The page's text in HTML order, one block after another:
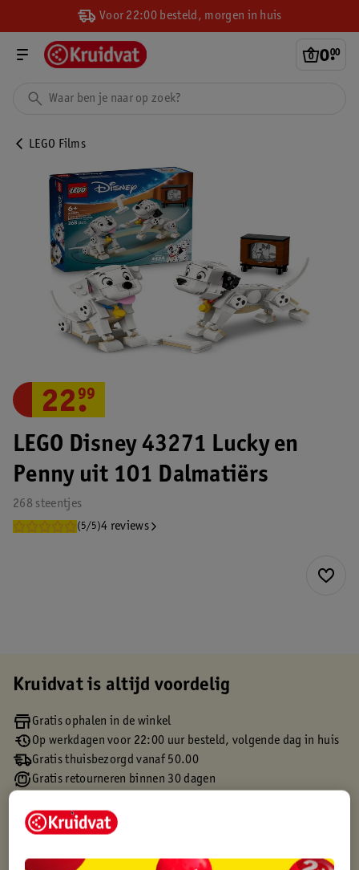
Voor 22:00 besteld, morgen in huis
0.
00
LEGO Films
LEGO Disney 43271 Lucky en
Penny uit 101 Dalmatiërs
268 steentjes
(5/5)4 reviews
22.
99
Kruidvat is altijd voordelig
Gratis ophalen in de winkel
Op werkdagen voor 22:00 uur besteld, volgende dag in huis
Gratis thuisbezorgd vanaf 50.00
Gratis retourneren binnen 30 dagen